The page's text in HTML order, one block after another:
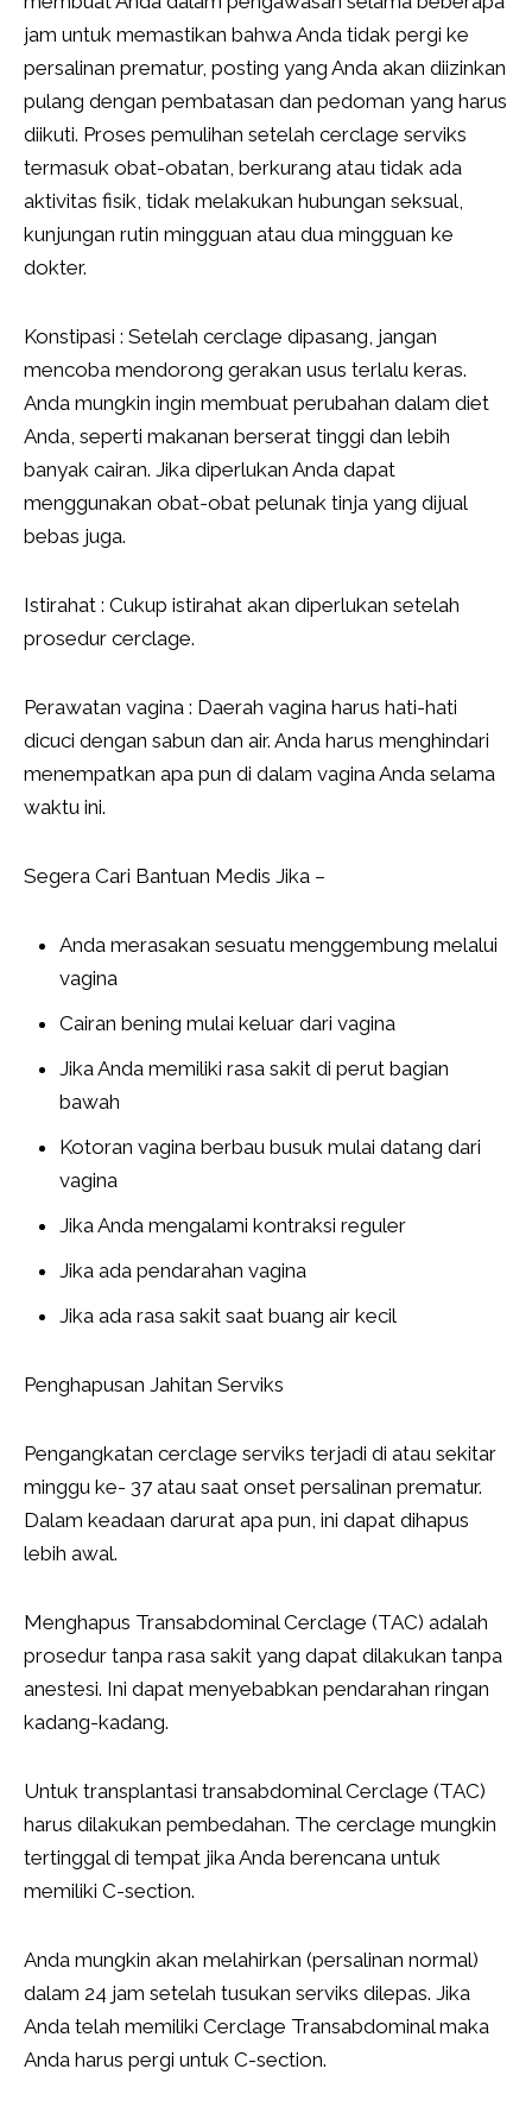
jam untuk memastikan bahwa Anda tidak pergi ke
persalinan prematur, posting yang Anda akan diizinkan
pulang dengan pembatasan dan pedoman yang harus
diikuti. Proses pemulihan setelah cerclage serviks
termasuk obat-obatan, berkurang atau tidak ada
aktivitas fisik, tidak melakukan hubungan seksual,
kunjungan rutin mingguan atau dua mingguan ke
dokter.
Konstipasi : Setelah cerclage dipasang, jangan
mencoba mendorong gerakan usus terlalu keras.
Anda mungkin ingin membuat perubahan dalam diet
Anda, seperti makanan berserat tinggi dan lebih
banyak cairan. Jika diperlukan Anda dapat
menggunakan obat-obat pelunak tinja yang dijual
bebas juga.
Istirahat : Cukup istirahat akan diperlukan setelah
prosedur cerclage.
Perawatan vagina : Daerah vagina harus hati-hati
dicuci dengan sabun dan air. Anda harus menghindari
menempatkan apa pun di dalam vagina Anda selama
waktu ini.
Segera Cari Bantuan Medis Jika –
Anda merasakan sesuatu menggembung melalui
vagina
Cairan bening mulai keluar dari vagina
Jika Anda memiliki rasa sakit di perut bagian
bawah
Kotoran vagina berbau busuk mulai datang dari
vagina
Jika Anda mengalami kontraksi reguler
Jika ada pendarahan vagina
Jika ada rasa sakit saat buang air kecil
Penghapusan Jahitan Serviks
Pengangkatan cerclage serviks terjadi di atau sekitar
minggu ke- 37 atau saat onset persalinan prematur.
Dalam keadaan darurat apa pun, ini dapat dihapus
lebih awal.
Menghapus Transabdominal Cerclage (TAC) adalah
prosedur tanpa rasa sakit yang dapat dilakukan tanpa
anestesi. Ini dapat menyebabkan pendarahan ringan
kadang-kadang.
Untuk transplantasi transabdominal Cerclage (TAC)
harus dilakukan pembedahan. The cerclage mungkin
tertinggal di tempat jika Anda berencana untuk
memiliki C-section.
Anda mungkin akan melahirkan (persalinan normal)
dalam 24 jam setelah tusukan serviks dilepas. Jika
Anda telah memiliki Cerclage Transabdominal maka
Anda harus pergi untuk C-section.